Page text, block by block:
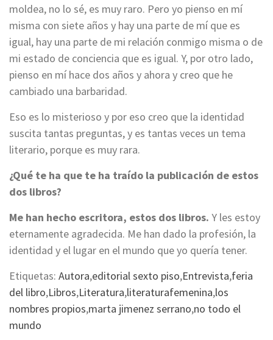
moldea, no lo sé, es muy raro. Pero yo pienso en mí
misma con siete años y hay una parte de mí que es
igual, hay una parte de mi relación conmigo misma o de
mi estado de conciencia que es igual. Y, por otro lado,
pienso en mí hace dos años y ahora y creo que he
cambiado una barbaridad.
Eso es lo misterioso y por eso creo que la identidad
suscita tantas preguntas, y es tantas veces un tema
literario, porque es muy rara.
¿Qué te ha que te ha traído la publicación de estos
dos libros?
Me han hecho escritora, estos dos libros. Y les estoy
eternamente agradecida. Me han dado la profesión, la
identidad y el lugar en el mundo que yo quería tener.
Etiquetas: Autora,editorial sexto piso,Entrevista,feria
del libro,Libros,Literatura,literaturafemenina,los
nombres propios,marta jimenez serrano,no todo el
mundo